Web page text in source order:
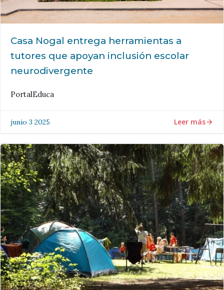
Casa Nogal entrega herramientas a
tutores que apoyan inclusión escolar
neurodivergente
PortalEduca
junio 3 2025 Leer más